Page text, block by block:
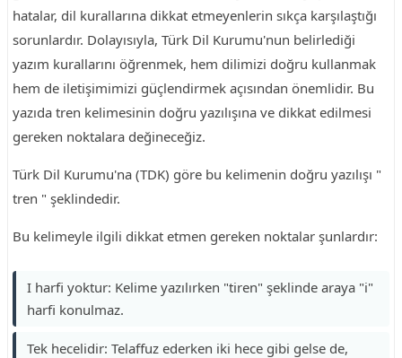
hatalar, dil kurallarına dikkat etmeyenlerin sıkça karşılaştığı
sorunlardır. Dolayısıyla, Türk Dil Kurumu'nun belirlediği
yazım kurallarını öğrenmek, hem dilimizi doğru kullanmak
hem de iletişimimizi güçlendirmek açısından önemlidir. Bu
yazıda tren kelimesinin doğru yazılışına ve dikkat edilmesi
gereken noktalara değineceğiz.
Türk Dil Kurumu'na (TDK) göre bu kelimenin doğru yazılışı "
tren " şeklindedir.
Bu kelimeyle ilgili dikkat etmen gereken noktalar şunlardır:
I harfi yoktur: Kelime yazılırken "tiren" şeklinde araya "i"
harfi konulmaz.
Tek hecelidir: Telaffuz ederken iki hece gibi gelse de,